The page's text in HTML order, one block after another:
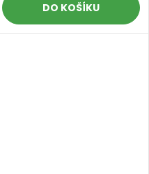
DO KOŠÍKU